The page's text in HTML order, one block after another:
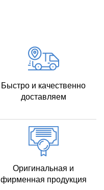
Быстро и качественно
доставляем
Оригинальная и
фирменная продукция